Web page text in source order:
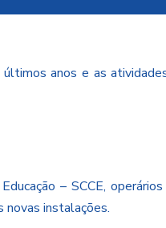
anos e as
– SCCE,
novas instalações.